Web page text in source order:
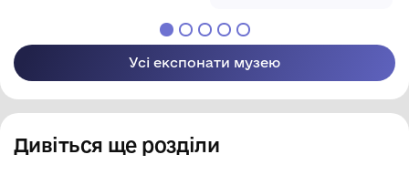
Усі експонати музею
Дивіться ще розділи